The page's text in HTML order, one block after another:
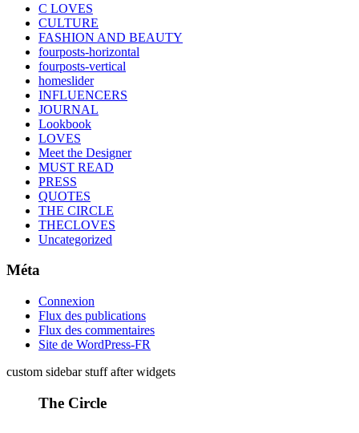
C LOVES
CULTURE
FASHION AND BEAUTY
fourposts-horizontal
fourposts-vertical
homeslider
INFLUENCERS
JOURNAL
Lookbook
LOVES
Meet the Designer
MUST READ
PRESS
QUOTES
THE CIRCLE
THECLOVES
Uncategorized
Méta
Connexion
Flux des publications
Flux des commentaires
Site de WordPress-FR
custom sidebar stuff after widgets
The Circle